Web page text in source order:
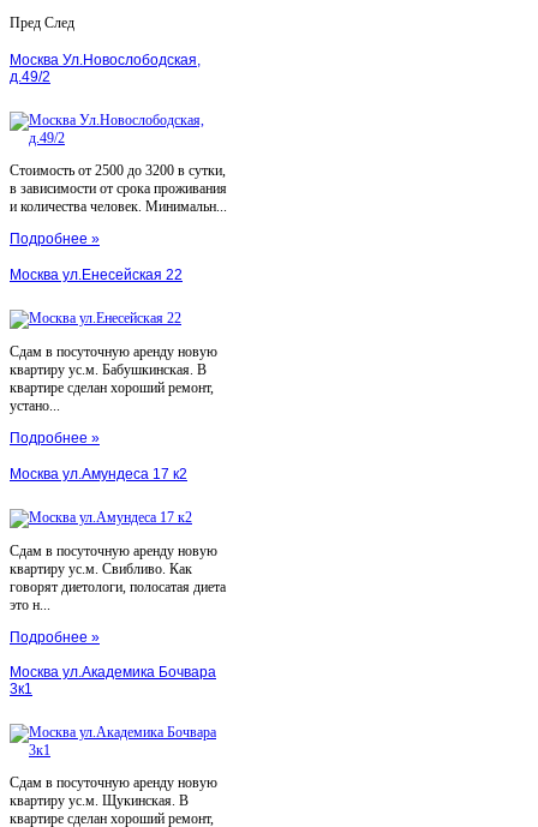
Пред След
Москва Ул.Новослободская,
д.49/2
Стоимость от 2500 до 3200 в сутки,
в зависимости от срока проживания
и количества человек. Минимальн...
Подробнее »
Москва ул.Енесейская 22
Сдам в посуточную аренду новую
квартиру ус.м. Бабушкинская. В
квартире сделан хороший ремонт,
устано...
Подробнее »
Москва ул.Амундеса 17 к2
Сдам в посуточную аренду новую
квартиру ус.м. Свибливо. Как
говорят диетологи, полосатая диета
это н...
Подробнее »
Москва ул.Академика Бочвара
3к1
Сдам в посуточную аренду новую
квартиру ус.м. Щукинская. В
квартире сделан хороший ремонт,